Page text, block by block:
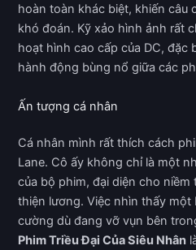
hoàn toàn khác biệt, khiến câu
khó đoán. Kỹ xảo hình ảnh rất
hoạt hình cao cấp của DC, đặc
hành động bùng nổ giữa các
Ấn tượng cá nhân
Cá nhân mình rất thích cách
Lane. Cô ấy không chỉ là một
của bộ phim, đại diện cho niềm
thiện lương. Việc nhìn thấy một
cường dù đang vỡ vụn bên
Phim Triều Đại Của Siêu Nhân